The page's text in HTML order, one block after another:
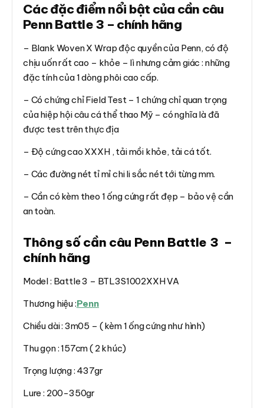
Các đặc điểm nổi bật của cần câu
Penn Battle 3 – chính hãng
– Blank Woven X Wrap độc quyền của Penn, có độ
chịu uốn rất cao – khỏe – lì nhưng cảm giác : những
đặc tính của 1 dòng phôi cao cấp.
– Có chứng chỉ Field Test – 1 chứng chỉ quan trọng
của hiệp hội câu cá thể thao Mỹ – có nghĩa là đã
được test trên thực địa
– Độ cứng cao XXXH , tải mồi khỏe, tải cá tốt.
– Các đường nét tỉ mỉ chi li sắc nét tới từng mm.
– Cần có kèm theo 1 ống cứng rất đẹp – bảo vệ cần
an toàn.
Thông số cần câu Penn Battle 3 –
chính hãng
Model : Battle 3 – BTL3S1002XXH VA
Thương hiệu :Penn
Chiều dài : 3m05 – ( kèm 1 ống cứng như hình)
Thu gọn : 157cm ( 2 khúc)
Trọng lượng : 437gr
Lure : 200-350gr